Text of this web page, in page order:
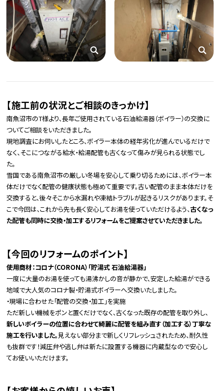
【施工前の状況とご相談のきっかけ】
南魚沼市のT様より、長年ご使用されている石油給湯器（ボイラー）の交換に
ついてご相談をいただきました。
現地調査にお伺いしたところ、ボイラー本体の経年劣化が進んでいるだけで
なく、そこにつながる給水・給湯配管も古くなって傷みが見られる状態でし
た。
雪国である南魚沼市の厳しい冬場を安心して乗り切るためには、ボイラー本
体だけでなく配管の健康状態も極めて重要です。古い配管のまま本体だけを
交換すると、後々そこから水漏れや凍結トラブルが起きるリスクがあります。そ
こで今回は、これから先も長く安心してお湯を使っていただけるよう、古くなっ
た配管も同時に交換・加工するリフォームをご提案させていただきました。
【今回のリフォームのポイント】
使用商材：コロナ（CORONA）「貯湯式 石油給湯器」
一度に大量のお湯を使っても湯沸かしの音が静かで、安定した給湯ができる
地域で大人気のコロナ製・貯湯式ボイラーへ交換いたしました。
・現場に合わせた「配管の交換・加工」を実施
ただ新しい機械をポンと置くだけでなく、古くなった既存の配管を取り外し、
新しいボイラーの位置に合わせて綺麗に配管を組み直す（加工する）丁寧な
施工を行いました。 見えない部分まで新しくリフレッシュされたため、耐久性
も抜群です！減圧弁や逃し弁は新たに設置する機器に内蔵型なので安心し
てお使いいただけます。